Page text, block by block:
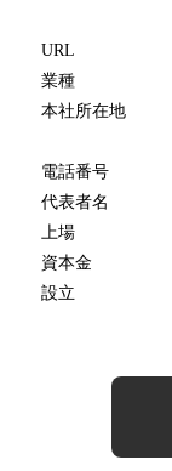
URL
業種
本社所在地
電話番号
代表者名
上場
資本金
設立